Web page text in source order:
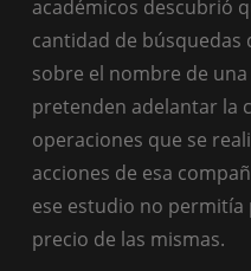
académicos descubrió
cantidad de búsquedas
sobre el nombre de
pretenden adelantar la
operaciones que se
acciones de esa
ese estudio no permitía
precio de las mismas.